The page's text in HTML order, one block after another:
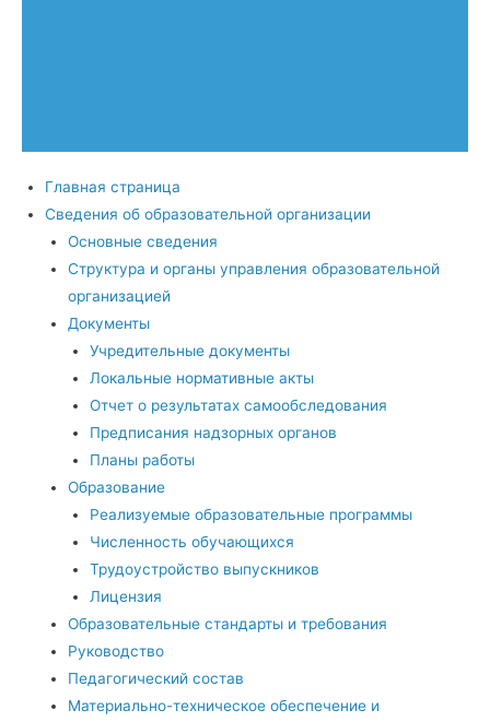
Главная страница
Сведения об образовательной организации
Основные сведения
Структура и органы управления образовательной
организацией
Документы
Учредительные документы
Локальные нормативные акты
Отчет о результатах самообследования
Предписания надзорных органов
Планы работы
Образование
Реализуемые образовательные программы
Численность обучающихся
Трудоустройство выпускников
Лицензия
Образовательные стандарты и требования
Руководство
Педагогический состав
Материально-техническое обеспечение и